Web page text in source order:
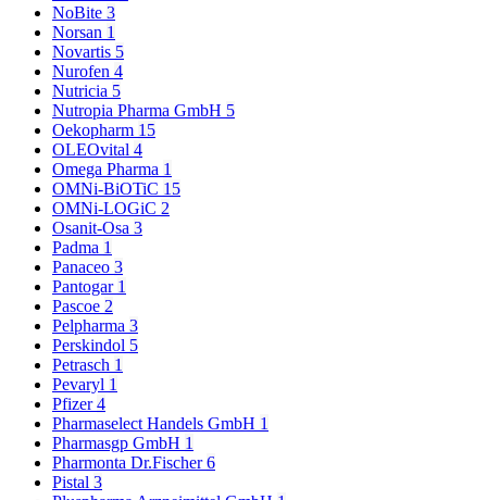
NoBite 3
Norsan 1
Novartis 5
Nurofen 4
Nutricia 5
Nutropia Pharma GmbH 5
Oekopharm 15
OLEOvital 4
Omega Pharma 1
OMNi-BiOTiC 15
OMNi-LOGiC 2
Osanit-Osa 3
Padma 1
Panaceo 3
Pantogar 1
Pascoe 2
Pelpharma 3
Perskindol 5
Petrasch 1
Pevaryl 1
Pfizer4
Pharmaselect Handels GmbH 1
Pharmasgp GmbH 1
Pharmonta Dr.Fischer6
Pistal 3